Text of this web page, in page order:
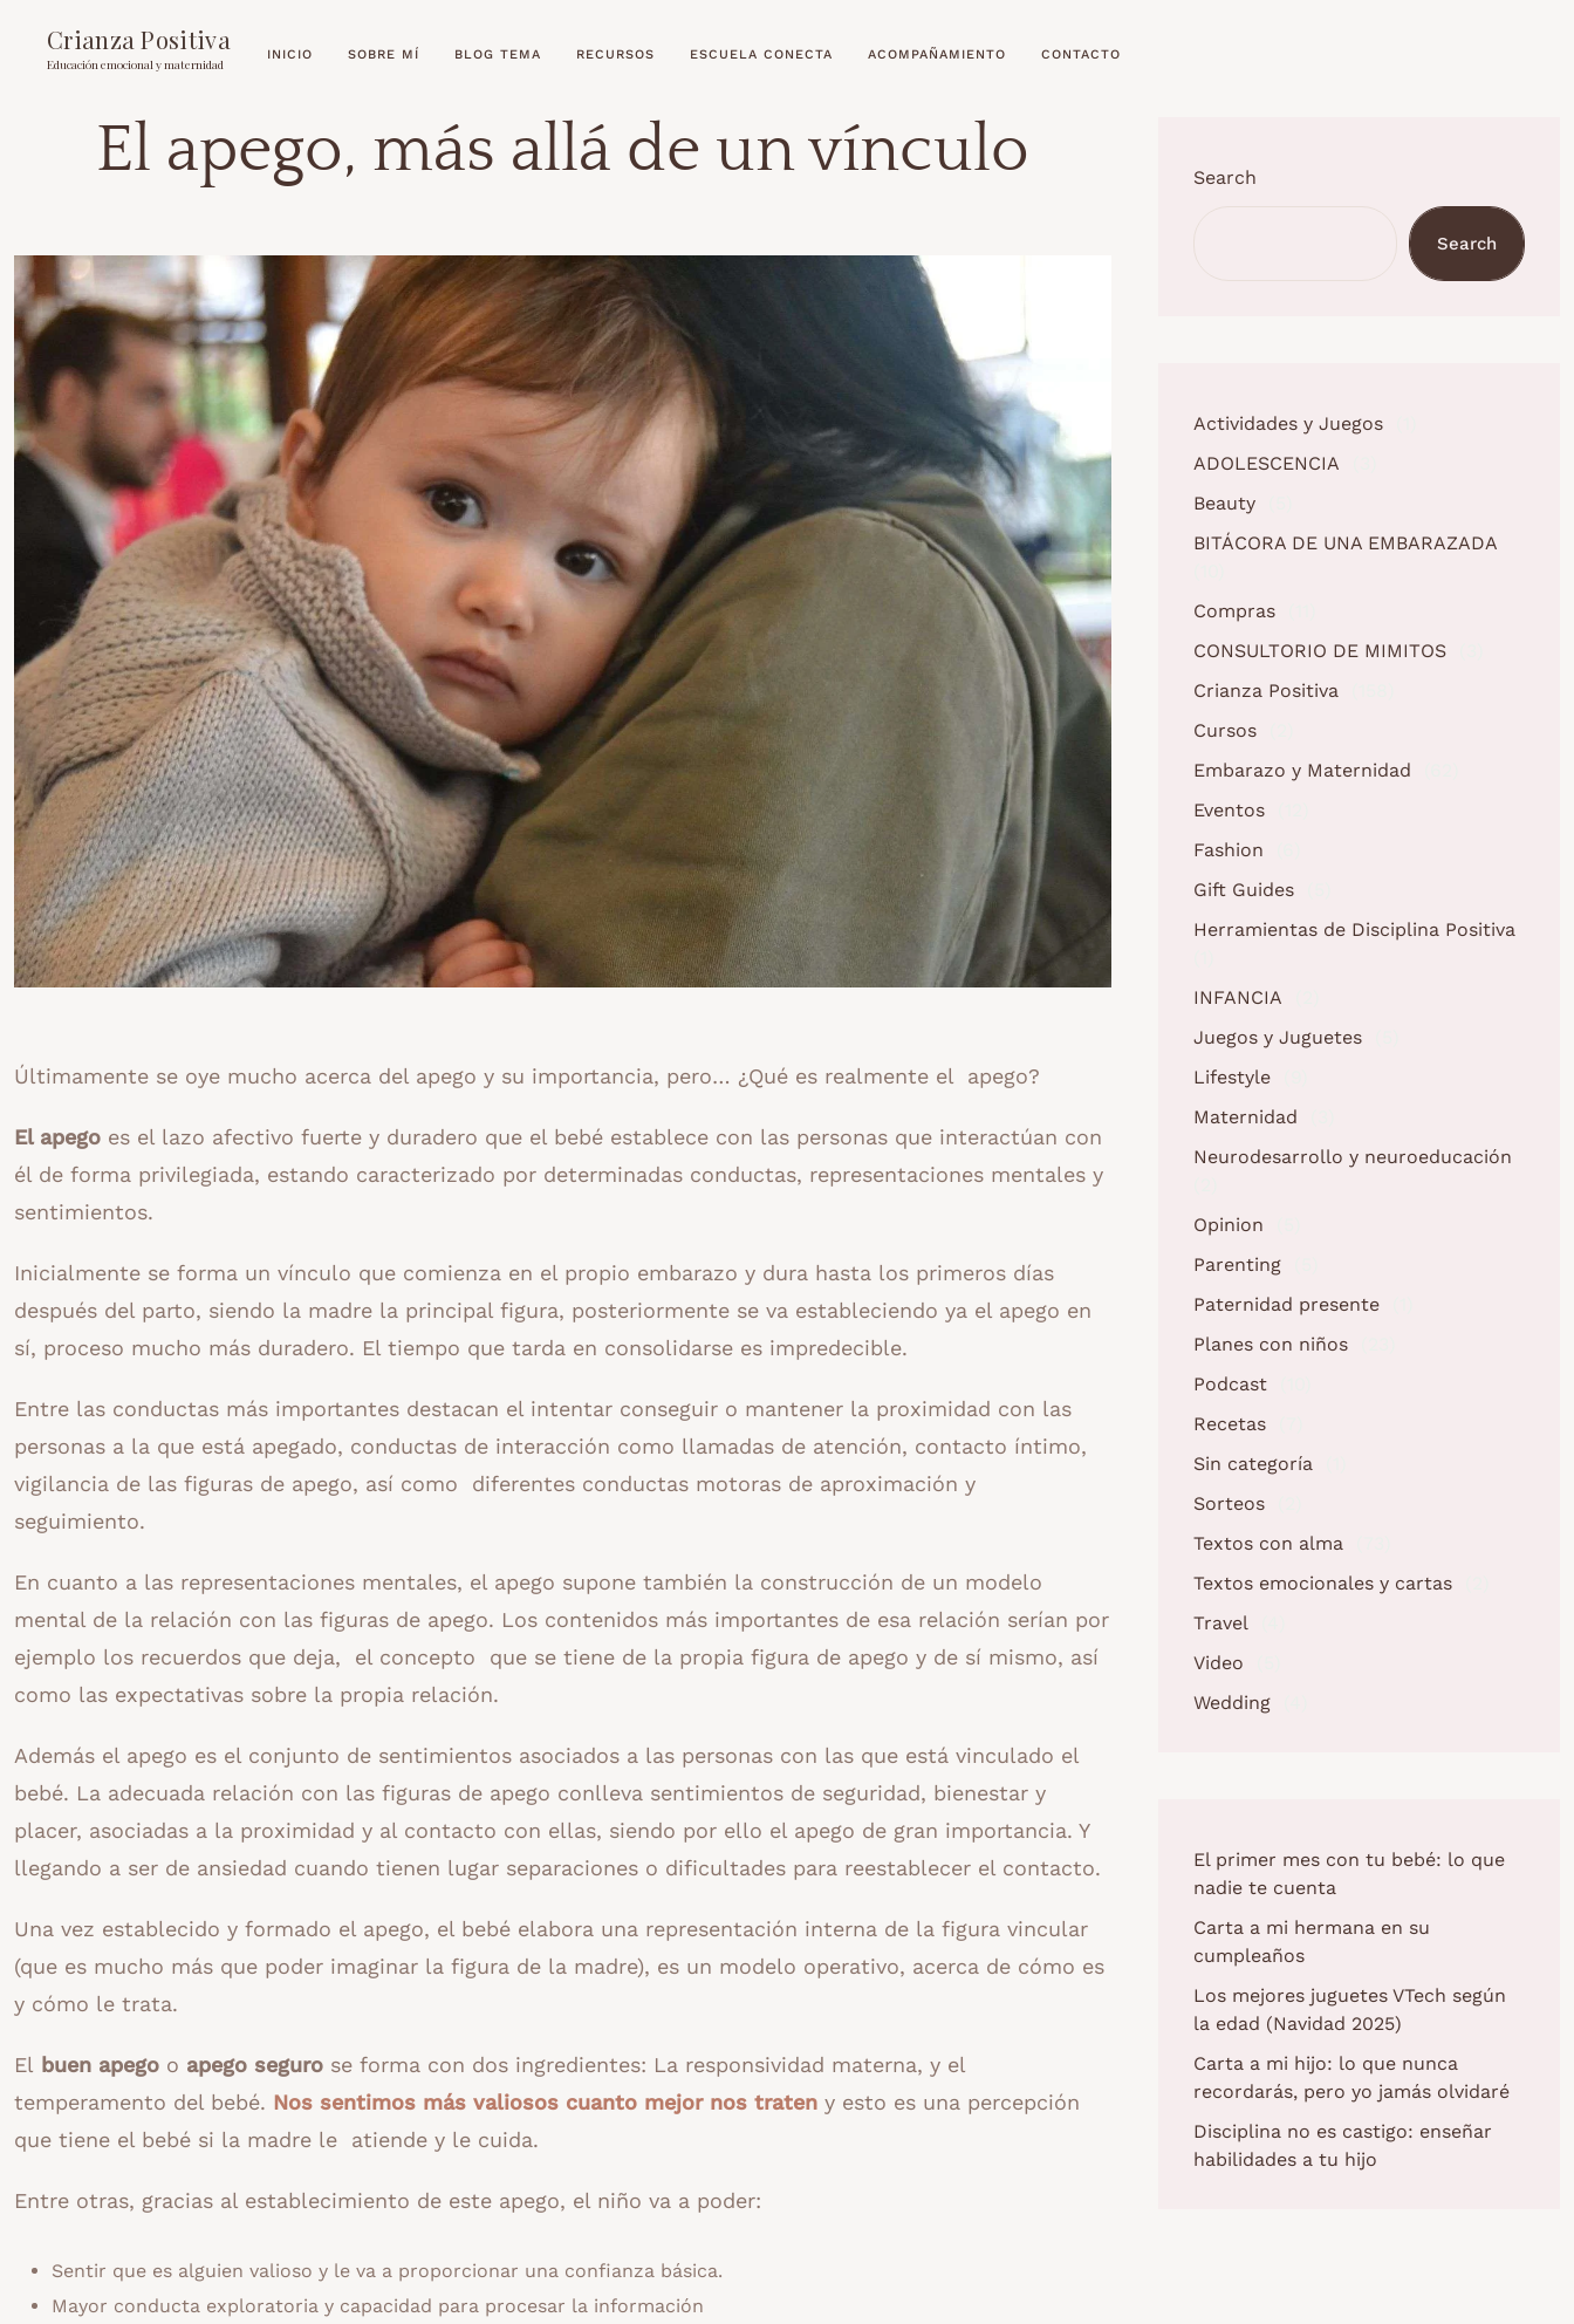
Crianza Positiva
Educación emocional y maternidad
INICIO SOBRE MÍ BLOG TEMA RECURSOS ESCUELA CONECTA ACOMPAÑAMIENTO CONTACTO
El apego, más allá de un vínculo
Últimamente se oye mucho acerca del apego y su importancia, pero… ¿Qué es realmente el apego?
El apego es el lazo afectivo fuerte y duradero que el bebé establece con las personas que interactúan con
él de forma privilegiada, estando caracterizado por determinadas conductas, representaciones mentales y
sentimientos.
Inicialmente se forma un vínculo que comienza en el propio embarazo y dura hasta los primeros días
después del parto, siendo la madre la principal figura, posteriormente se va estableciendo ya el apego en
sí, proceso mucho más duradero. El tiempo que tarda en consolidarse es impredecible.
Entre las conductas más importantes destacan el intentar conseguir o mantener la proximidad con las
personas a la que está apegado, conductas de interacción como llamadas de atención, contacto íntimo,
vigilancia de las figuras de apego, así como diferentes conductas motoras de aproximación y
seguimiento.
En cuanto a las representaciones mentales, el apego supone también la construcción de un modelo
mental de la relación con las figuras de apego. Los contenidos más importantes de esa relación serían por
ejemplo los recuerdos que deja, el concepto que se tiene de la propia figura de apego y de sí mismo, así
como las expectativas sobre la propia relación.
Además el apego es el conjunto de sentimientos asociados a las personas con las que está vinculado el
bebé. La adecuada relación con las figuras de apego conlleva sentimientos de seguridad, bienestar y
placer, asociadas a la proximidad y al contacto con ellas, siendo por ello el apego de gran importancia. Y
llegando a ser de ansiedad cuando tienen lugar separaciones o dificultades para reestablecer el contacto.
Una vez establecido y formado el apego, el bebé elabora una representación interna de la figura vincular
(que es mucho más que poder imaginar la figura de la madre), es un modelo operativo, acerca de cómo es
y cómo le trata.
El buen apego o apego seguro se forma con dos ingredientes: La responsividad materna, y el
temperamento del bebé. Nos sentimos más valiosos cuanto mejor nos traten y esto es una percepción
que tiene el bebé si la madre le atiende y le cuida.
Entre otras, gracias al establecimiento de este apego, el niño va a poder:
Sentir que es alguien valioso y le va a proporcionar una confianza básica.
Mayor conducta exploratoria y capacidad para procesar la información
Search
Search
Actividades y Juegos
ADOLESCENCIA
Beauty
BITÁCORA DE UNA EMBARAZADA
Compras
CONSULTORIO DE MIMITOS
Crianza Positiva
Cursos
Embarazo y Maternidad
Eventos
Fashion
Gift Guides
Herramientas de Disciplina Positiva
INFANCIA
Juegos y Juguetes
Lifestyle
Maternidad
Neurodesarrollo y neuroeducación
Opinion
Parenting
Paternidad presente
Planes con niños
Podcast
Recetas
Sin categoría
Sorteos
Textos con alma
Textos emocionales y cartas
Travel
Video
Wedding
El primer mes con tu bebé: lo que
nadie te cuenta
Carta a mi hermana en su
cumpleaños
Los mejores juguetes VTech según
la edad (Navidad 2025)
Carta a mi hijo: lo que nunca
recordarás, pero yo jamás olvidaré
Disciplina no es castigo: enseñar
habilidades a tu hijo